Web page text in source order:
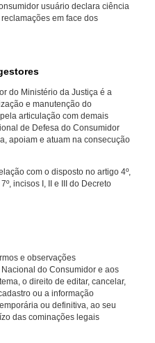
usuário declara ciência
em face dos
do Ministério da Justiça é a
e manutenção do
articulação com demais
de Defesa do Consumidor
apoiam e atuam na consecução
com o disposto no artigo 4º,
incisos I, II e III do Decreto
e observações
do Consumidor e aos
o direito de editar, cancelar,
ou a informação
ou definitiva, ao seu
das cominações legais